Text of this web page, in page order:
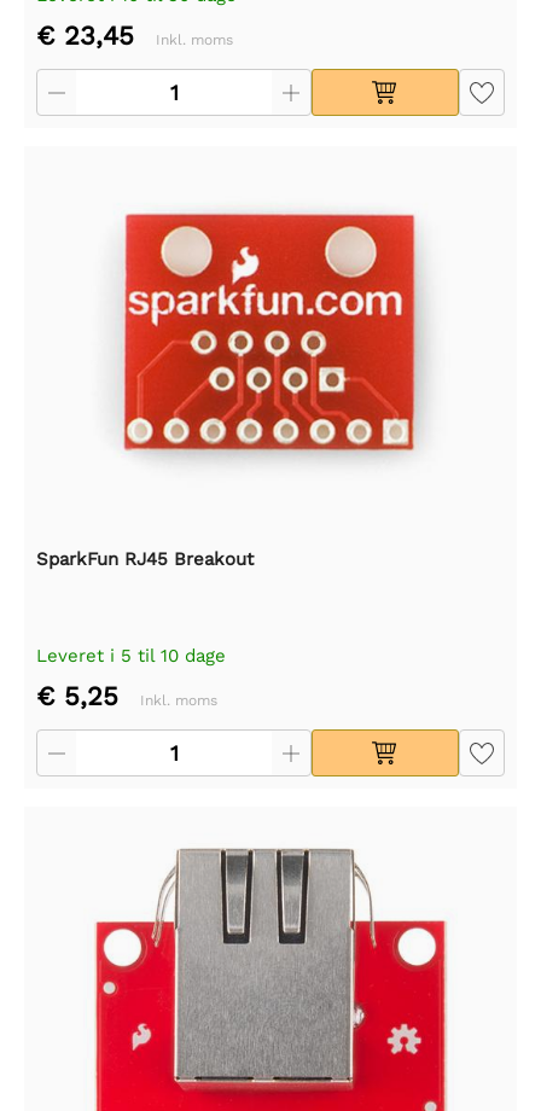
€ 23,45 Inkl. moms
SparkFun RJ45 Breakout
Leveret i 5 til 10 dage
€ 5,25 Inkl. moms